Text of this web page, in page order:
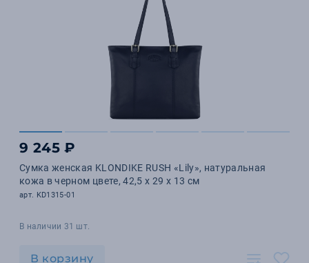
9 245 ₽
Сумка женская KLONDIKE RUSH «Lily», натуральная
кожа в черном цвете, 42,5 х 29 х 13 см
арт. KD1315-01
В наличии 31 шт.
В корзину